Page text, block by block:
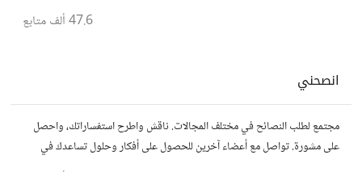
47.6 ألف متابع
انصحني
مجتمع لطلب النصائح في مختلف المجالات. ناقش واطرح استفساراتك، واحصل
على مشورة. تواصل مع أعضاء آخرين للحصول على أفكار وحلول تساعدك في